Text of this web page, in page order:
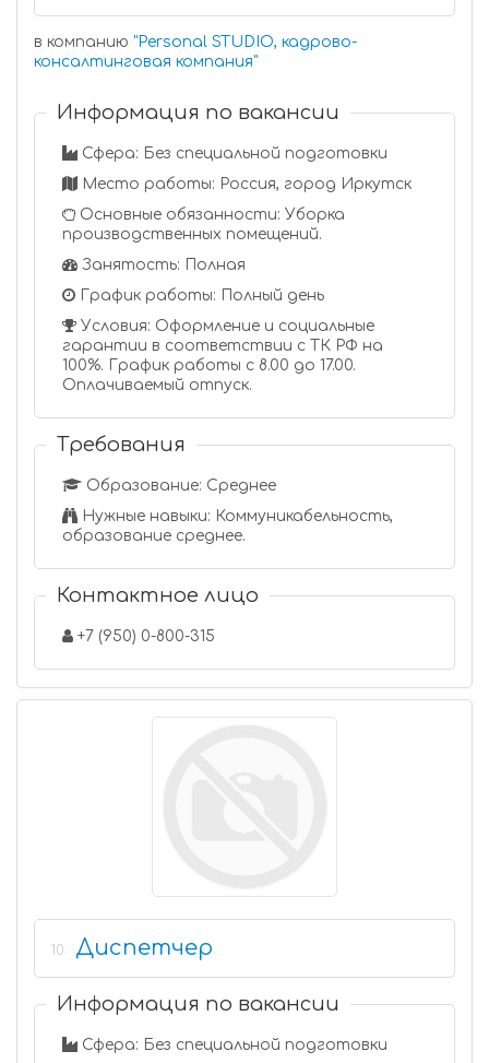
в компанию "Personal STUDIO, кадрово-
консалтинговая компания"
Информация по вакансии
Сфера: Без специальной подготовки
Место работы: Россия, город Иркутск
Основные обязанности: Уборка
производственных помещений.
Занятость: Полная
График работы: Полный день
Условия: Оформление и социальные
гарантии в соответствии с ТК РФ на
100%. График работы с 8.00 до 17.00.
Оплачиваемый отпуск.
Требования
Образование: Среднее
Нужные навыки: Коммуникабельность,
образование среднее.
Контактное лицо
+7 (950) 0-800-315
10 Диспетчер
Информация по вакансии
Сфера: Без специальной подготовки